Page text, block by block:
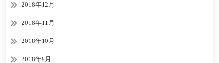
2018年12月
2018年11月
2018年10月
2018年9月